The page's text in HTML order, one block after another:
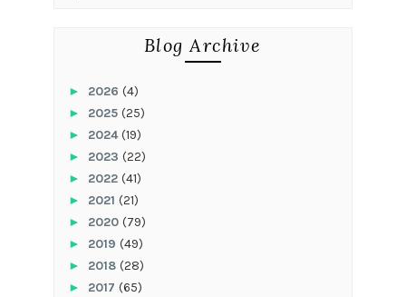
Blog Archive
► 2026 (4)
► 2025 (25)
► 2024(19)
► 2023 (22)
► 2022 (41)
► 2021 (21)
► 2020 (79)
► 2019 (49)
► 2018 (28)
► 2017 (65)